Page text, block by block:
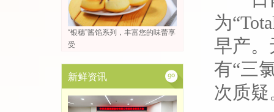
“银穗”酱馅系列，丰富您的味蕾享
受
新鲜资讯
为“
早产。
有“三
次质疑